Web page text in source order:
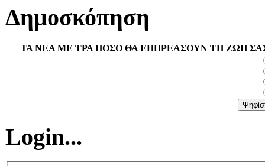
Δημοσκόπηση
ΤΑ ΝΕΑ ΜΕ ΤΡΑ ΠΟΣΟ ΘΑ ΕΠΗΡΕΑΣΟΥΝ ΤΗ ΖΩΗ
Login...